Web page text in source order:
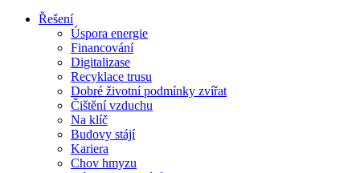
Řešení
Úspora energie
Financování
Digitalizase
Recyklace trusu
Dobré životní podmínky zvířat
Čištění vzduchu
Na klíč
Budovy stájí
Kariera
Chov hmyzu